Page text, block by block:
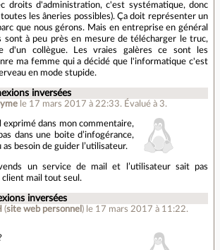
droits d'administration, c'est systématique, donc
les âneries possibles). Ça doit représenter un
que nous gérons. Mais en entreprise en général
sont à peu près en mesure de télécharger le truc,
d'un collègue. Les vraies galères ce sont les
ma femme qui a décidé que l'informatique c'est
en mode stupide.
inversées
le 17 mars 2017 à 22:33. Évalué à 3.
exprimé dans mon commentaire,
dans une boite d’infogérance,
besoin de guider l’utilisateur.
un service de mail et l’utilisateur sait pas
mail tout seul.
inversées
(site web personnel ) le 17 mars 2017 à 11:22.